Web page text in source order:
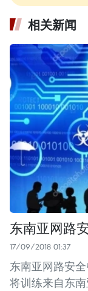
相关新闻
东南亚网路
17/09/2018 01:37
东南亚网路安全
将训练来自东